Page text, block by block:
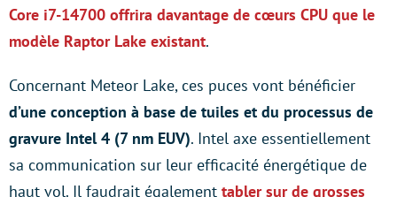
Core i7-14700 offrira davantage de cœurs CPU que le
modèle Raptor Lake existant.
Concernant Meteor Lake, ces puces vont bénéficier
d’une conception à base de tuiles et du processus de
gravure Intel 4 (7 nm EUV). Intel axe essentiellement
sa communication sur leur efficacité énergétique de
haut vol. Il faudrait également tabler sur de grosses